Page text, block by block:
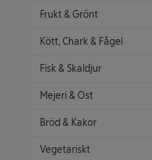
Frukt & Grönt
Kött, Chark & Fågel
Fisk & Skaldjur
Mejeri & Ost
Bröd & Kakor
Vegetariskt